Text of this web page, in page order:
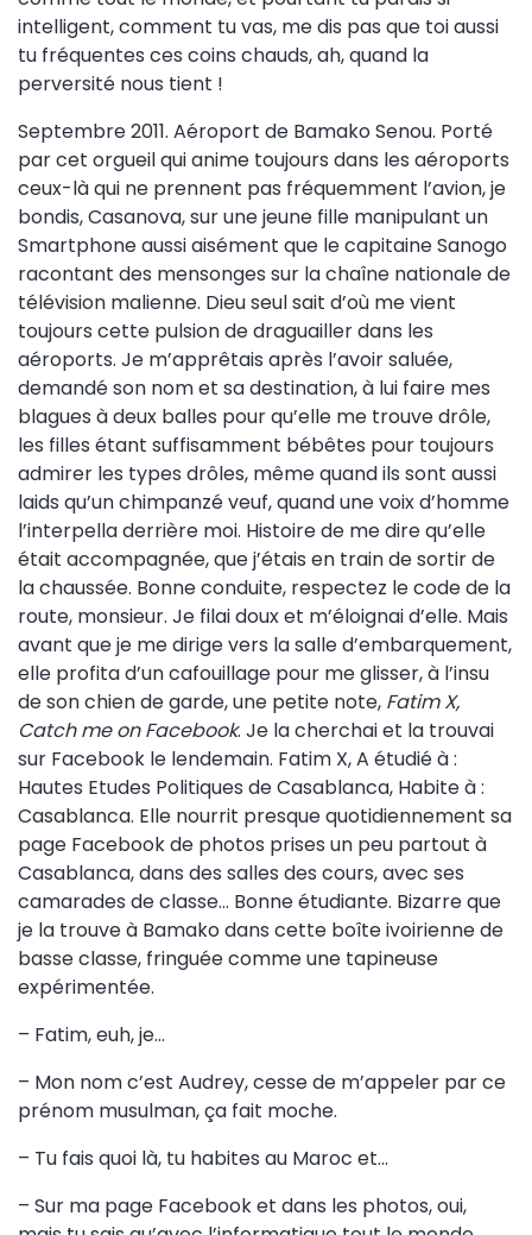
intelligent, comment tu vas, me dis pas que toi aussi
tu fréquentes ces coins chauds, ah, quand la
perversité nous tient !
Septembre 2011. Aéroport de Bamako Senou. Porté
par cet orgueil qui anime toujours dans les aéroports
ceux-là qui ne prennent pas fréquemment l’avion, je
bondis, Casanova, sur une jeune fille manipulant un
Smartphone aussi aisément que le capitaine Sanogo
racontant des mensonges sur la chaîne nationale de
télévision malienne. Dieu seul sait d’où me vient
toujours cette pulsion de draguailler dans les
aéroports. Je m’apprêtais après l’avoir saluée,
demandé son nom et sa destination, à lui faire mes
blagues à deux balles pour qu’elle me trouve drôle,
les filles étant suffisamment bébêtes pour toujours
admirer les types drôles, même quand ils sont aussi
laids qu’un chimpanzé veuf, quand une voix d’homme
l’interpella derrière moi. Histoire de me dire qu’elle
était accompagnée, que j’étais en train de sortir de
la chaussée. Bonne conduite, respectez le code de la
route, monsieur. Je filai doux et m’éloignai d’elle. Mais
avant que je me dirige vers la salle d’embarquement,
elle profita d’un cafouillage pour me glisser, à l’insu
de son chien de garde, une petite note, Fatim X,
Catch me on Facebook. Je la cherchai et la trouvai
sur Facebook le lendemain. Fatim X, A étudié à :
Hautes Etudes Politiques de Casablanca, Habite à :
Casablanca. Elle nourrit presque quotidiennement sa
page Facebook de photos prises un peu partout à
Casablanca, dans des salles des cours, avec ses
camarades de classe… Bonne étudiante. Bizarre que
je la trouve à Bamako dans cette boîte ivoirienne de
basse classe, fringuée comme une tapineuse
expérimentée.
– Fatim, euh, je…
– Mon nom c’est Audrey, cesse de m’appeler par ce
prénom musulman, ça fait moche.
– Tu fais quoi là, tu habites au Maroc et…
– Sur ma page Facebook et dans les photos, oui,